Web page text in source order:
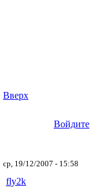
Вверх
Войдите
ср, 19/12/2007 - 15:58
fly2k